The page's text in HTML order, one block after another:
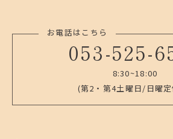
お電話はこちら
053-525-
8:30~18:00
(第2・第4土曜日/日曜